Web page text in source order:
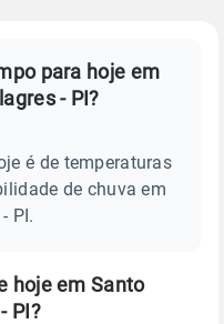
para hoje em
- PI?
é de temperaturas
de chuva em
PI.
hoje em Santo
PI?